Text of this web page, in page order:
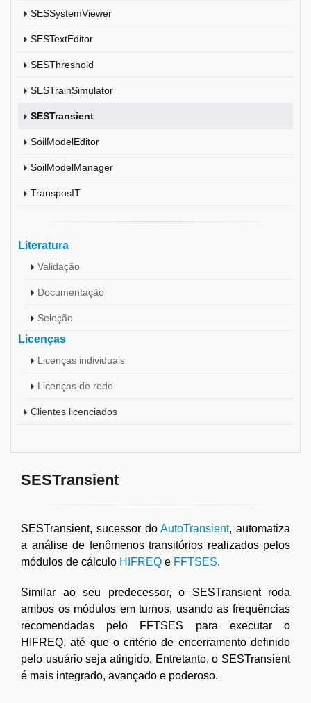
SESSystemViewer
SESTextEditor
SESThreshold
SESTrainSimulator
SESTransient
SoilModelEditor
SoilModelManager
TransposIT
Literatura
Validação
Documentação
Seleção
Licenças
Licenças individuais
Licenças de rede
Clientes licenciados
SESTransient
SESTransient, sucessor doAutoTransient, automatiza
a análise de fenômenos transitórios realizados pelos
módulos de cálculo HIFREQ e FFTSES.
Similar ao seu predecessor, o SESTransient roda
ambos os módulos em turnos, usando as frequências
recomendadas pelo FFTSES para executar o
HIFREQ, até que o critério de encerramento definido
pelo usuário seja atingido. Entretanto, o SESTransient
é mais integrado, avançado e poderoso.